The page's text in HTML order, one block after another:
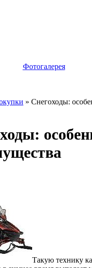
Фотогалерея
» Снегоходы:
Такую технику